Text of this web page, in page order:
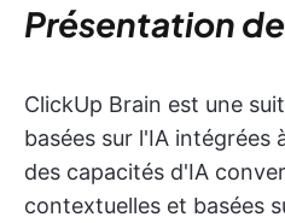
Présentation
ClickUp Brain est une
basées sur l'IA intégrées
des capacités d'IA
contextuelles et basées